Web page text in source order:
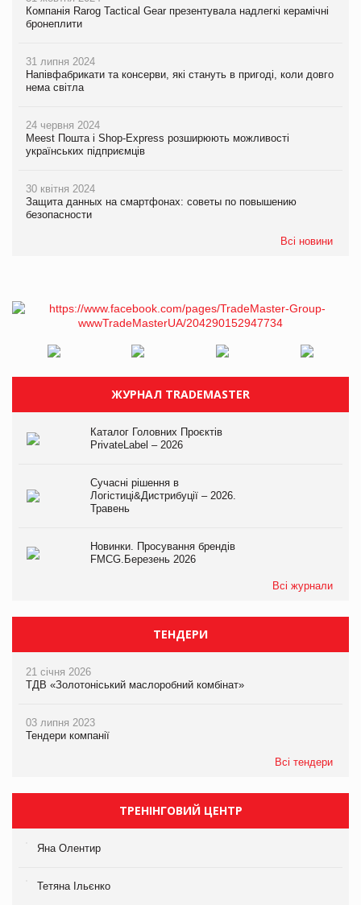
Компанія Rarog Tactical Gear презентувала надлегкі керамічні
бронеплити
31 липня 2024
Напівфабрикати та консерви, які стануть в пригоді, коли довго
нема світла
24 червня 2024
Meest Пошта і Shop-Express розширюють можливості
українських підприємців
30 квітня 2024
Защита данных на смартфонах: советы по повышению
безопасности
Всі новини
ЖУРНАЛ TRADEMASTER
Каталог Головних Проєктів
PrivateLabel – 2026
Сучасні рішення в
Логістиці&Дистрибуції – 2026.
Травень
Новинки. Просування брендів
FMCG.Березень 2026
Всі журнали
ТЕНДЕРИ
21 січня 2026
ТДВ «Золотоніський маслоробний комбінат»
03 липня 2023
Тендери компанії
Всі тендери
ТРЕНІНГОВИЙ ЦЕНТР
Яна Олентир
Тетяна Ільєнко